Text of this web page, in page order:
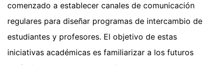
comenzado a establecer canales de comunicación
regulares para diseñar programas de intercambio de
estudiantes y profesores. El objetivo de estas
iniciativas académicas es familiarizar a los futuros